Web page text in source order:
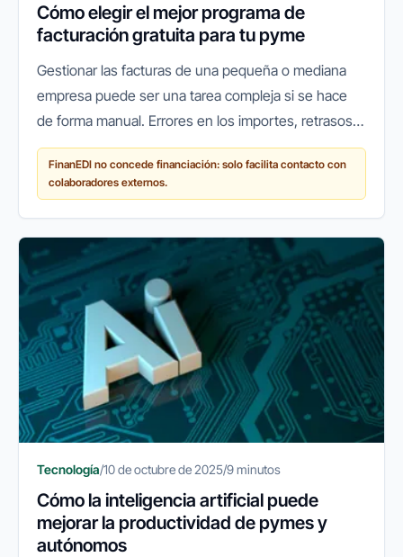
Cómo elegir el mejor programa de
facturación gratuita para tu pyme
Gestionar las facturas de una pequeña o mediana
empresa puede ser una tarea compleja si se hace
de forma manual. Errores en los importes, retrasos
en los cobros o pérdidas de documentos son
problemas habituales que...
FinanEDI no concede financiación: solo facilita contacto con
colaboradores externos.
Tecnología/10 de octubre de 2025/9 minutos
Cómo la inteligencia artificial puede
mejorar la productividad de pymes y
autónomos